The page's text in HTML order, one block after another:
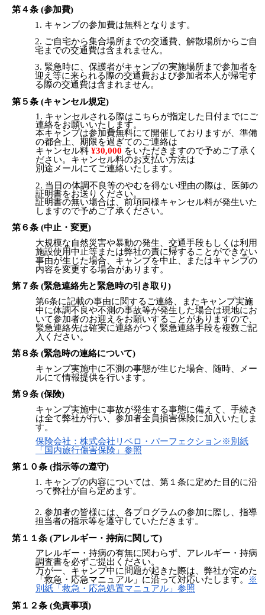
第４条 (参加費)
キャンプの参加費は無料となります。
ご自宅から集合場所までの交通費、解散場所からご自
宅までの交通費は含まれません。
緊急時に、保護者がキャンプの実施場所まで参加者を
迎え等に来られる際の交通費および参加者本人が帰宅す
る際の交通費は含まれません。
第５条 (キャンセル規定)
キャンセルされる際はこちらが指定した 日付までにご
連絡をお願いいたします。
本キャンプは参加費無料にて開催しておりますが、準備
の都合上、期限を過ぎてのご連絡は
キャンセル料 ¥30,000 をいただきますので予めご了承く
ださい。キャンセル料のお支払い方法は
別途メールにてご連絡いたします。
当日の体調不良等のやむを得ない理由の際は、医師の
証明書をお送りください。
証明書の無い場合は、前項同様キャンセル料が発生いた
しますので予めご了承ください。
第６条 (中止・変更)
大規模な自然災害や暴動の発生、交通手段もしくは利用
施設使用中止等または弊社の責に帰することができない
事由が生じた場合、キャンプを中止、またはキャンプの
内容を変更する場合があります。
第７条 (緊急連絡先と緊急時の引き取り)
第6条に記載の事由に関するご連絡、またキャンプ実施
中に体調不良や不測の事故等が発生した場合は現地にお
いて参加者のお迎えをお願いすることがありますので、
緊急連絡先は確実に連絡がつく緊急連絡手段を複数ご記
入ください。
第８条 (緊急時の連絡について)
キャンプ実施中に不測の事態が生じた場合、随時、メー
ルにて情報提供を行います。
第９条 (保険)
キャンプ実施中に事故が発生する事態に備えて、手続き
は全て弊社が行い、参加者全員損害保険に加入いたしま
す。
保険会社：株式会社リベロ・パーフェクション※別紙
「国内旅行傷害保険」参照
第１０条 (指示等の遵守)
キャンプの内容については、第１条に定めた目的に沿
って弊社が自ら定めます。
参加者の皆様には、各プログラムの参加に際し、指導
担当者の指示等を遵守していただきます。
第１１条 (アレルギー・持病に関して)
アレルギー・持病の有無に関わらず、アレルギー・持病
調査書を必ずご提出ください。
万が一、キャンプ中に問題が起きた際は、弊社が定めた
「救急・応急マニュアル」に沿って対応いたします。
※
別紙「救急・応急処置マニュアル」参照
第１２条 (免責事項)